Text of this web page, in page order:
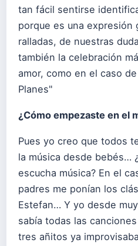
tan fácil sentirse
porque es una expresión
ralladas, de nuestras
también la celebración
amor, como en el caso
Planes"
¿Cómo empezaste en el
Pues yo creo que todos
la música desde bebés…
escucha música? En el
padres me ponían los
Estefan… Y yo desde
sabía todas las
tres añitos ya